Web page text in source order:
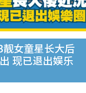
女童星长大后
现已退出娱乐